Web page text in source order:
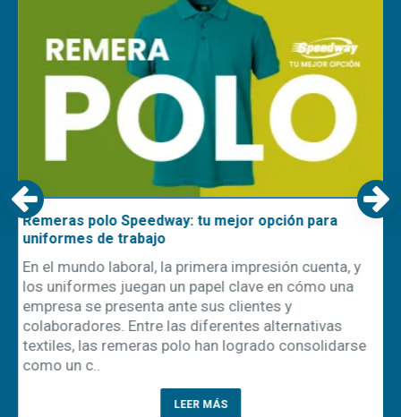
Remeras polo Speedway: tu mejor opción para
uniformes de trabajo
En el mundo laboral, la primera impresión cuenta, y
los uniformes juegan un papel clave en cómo una
empresa se presenta ante sus clientes y
colaboradores. Entre las diferentes alternativas
textiles, las remeras polo han logrado consolidarse
como un c..
LEER MÁS